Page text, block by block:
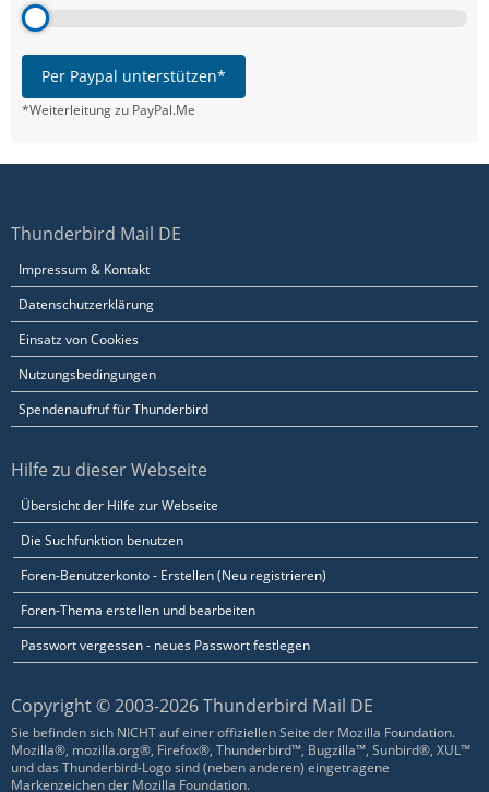
Per Paypal unterstützen*
*Weiterleitung zu PayPal.Me
Thunderbird Mail DE
Impressum & Kontakt
Datenschutzerklärung
Einsatz von Cookies
Nutzungsbedingungen
Spendenaufruf für Thunderbird
Hilfe zu dieser Webseite
Übersicht der Hilfe zur Webseite
Die Suchfunktion benutzen
Foren-Benutzerkonto - Erstellen (Neu registrieren)
Foren-Thema erstellen und bearbeiten
Passwort vergessen - neues Passwort festlegen
Copyright © 2003-2026 Thunderbird Mail DE
Sie befinden sich NICHT auf einer offiziellen Seite der Mozilla Foundation.
Mozilla®, mozilla.org®, Firefox®, Thunderbird™, Bugzilla™, Sunbird®, XUL™
und das Thunderbird-Logo sind (neben anderen) eingetragene
Markenzeichen der Mozilla Foundation.